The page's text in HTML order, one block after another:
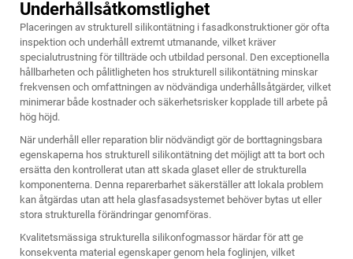
Underhållsåtkomstlighet
Placeringen av strukturell silikontätning i fasadkonstruktioner gör ofta
inspektion och underhåll extremt utmanande, vilket kräver
specialutrustning för tillträde och utbildad personal. Den exceptionella
hållbarheten och pålitligheten hos strukturell silikontätning minskar
frekvensen och omfattningen av nödvändiga underhållsåtgärder, vilket
minimerar både kostnader och säkerhetsrisker kopplade till arbete på
hög höjd.
När underhåll eller reparation blir nödvändigt gör de borttagningsbara
egenskaperna hos strukturell silikontätning det möjligt att ta bort och
ersätta den kontrollerat utan att skada glaset eller de strukturella
komponenterna. Denna reparerbarhet säkerställer att lokala problem
kan åtgärdas utan att hela glasfasadsystemet behöver bytas ut eller
stora strukturella förändringar genomföras.
Kvalitetsmässiga strukturella silikonfogmassor härdar för att ge
konsekventa material egenskaper genom hela foglinjen, vilket